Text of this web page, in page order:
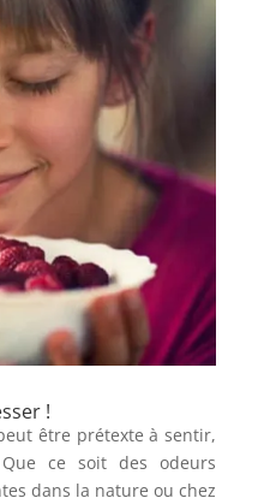
!
être prétexte à sentir,
Que ce soit des odeurs
dans la nature ou chez